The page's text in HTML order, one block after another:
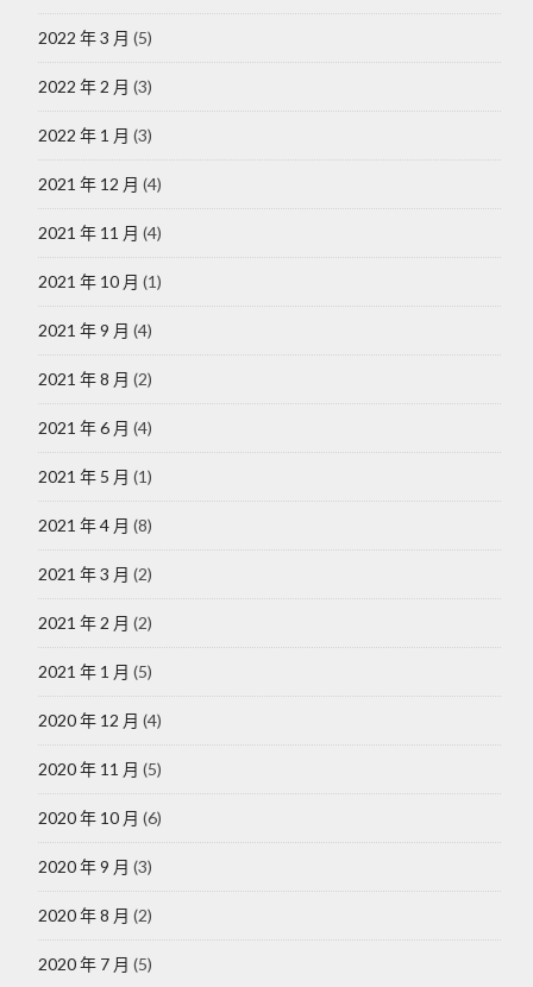
2022 年 3 月 (5)
2022 年 2 月 (3)
2022 年 1 月 (3)
2021 年 12 月 (4)
2021 年 11 月 (4)
2021 年 10 月 (1)
2021 年 9 月 (4)
2021 年 8 月 (2)
2021 年 6 月 (4)
2021 年 5 月 (1)
2021 年 4 月 (8)
2021 年 3 月 (2)
2021 年 2 月 (2)
2021 年 1 月 (5)
2020 年 12 月 (4)
2020 年 11 月 (5)
2020 年 10 月 (6)
2020 年 9 月 (3)
2020 年 8 月 (2)
2020 年 7 月 (5)